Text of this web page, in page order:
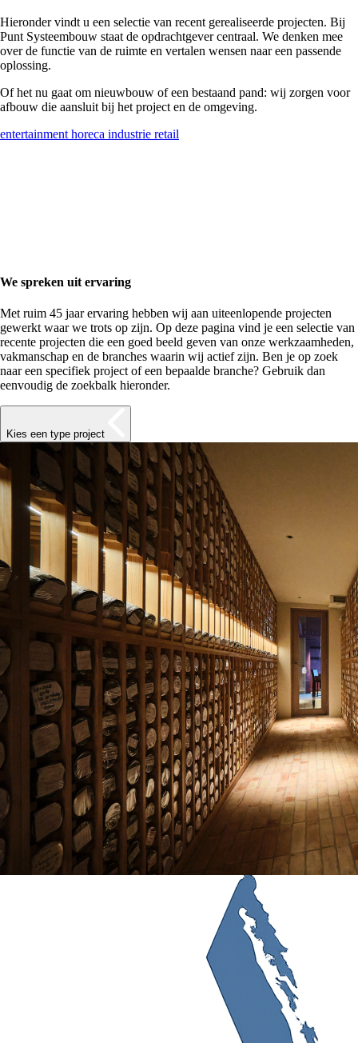
Hieronder vindt u een selectie van recent gerealiseerde projecten. Bij
Punt Systeembouw staat de opdrachtgever centraal. We denken mee
over de functie van de ruimte en vertalen wensen naar een passende
oplossing.
Of het nu gaat om nieuwbouw of een bestaand pand: wij zorgen voor
afbouw die aansluit bij het project en de omgeving.
entertainment horeca industrie retail
We spreken uit ervaring
Met ruim 45 jaar ervaring hebben wij aan uiteenlopende projecten
gewerkt waar we trots op zijn. Op deze pagina vind je een selectie van
recente projecten die een goed beeld geven van onze werkzaamheden,
vakmanschap en de branches waarin wij actief zijn. Ben je op zoek
naar een specifiek project of een bepaalde branche? Gebruik dan
eenvoudig de zoekbalk hieronder.
Kies een type project